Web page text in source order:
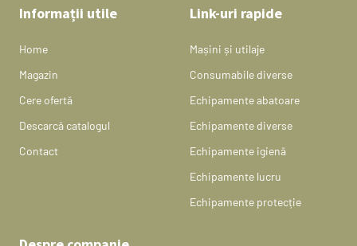
Informații utile
Home
Magazin
Cere ofertă
Descarcă catalogul
Contact
Link-uri rapide
Mașini și utilaje
Consumabile diverse
Echipamente abatoare
Echipamente diverse
Echipamente igienă
Echipamente lucru
Echipamente protecție